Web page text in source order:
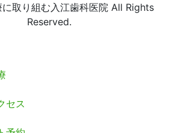
に取り組む入江歯科医院 All Rights
Reserved.
セス